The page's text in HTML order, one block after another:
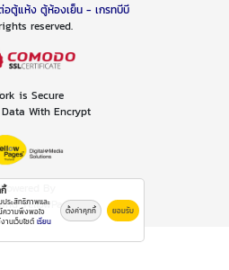
อตู้แห้ง ตู้ห้องเย็น - เกรทบีบี
reserved.
is Secure
With Encrypt
Powered By
YellowPages
ประสิทธิภาพและ
วามพึงพอใจ
านเว็บไซต์ เรียน
ตั้งค่าคุกกี้ ยอมรับ